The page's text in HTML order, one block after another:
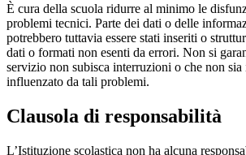
È cura della scuola ridurre al minimo le
problemi tecnici. Parte dei dati o delle
potrebbero tuttavia essere stati inseriti o
dati o formati non esenti da errori. Non si
servizio non subisca interruzioni o che non
influenzato da tali problemi.
Clausola di responsabilità
L’Istituzione scolastica non ha alcuna